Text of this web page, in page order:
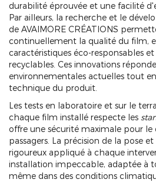
durabilité éprouvée et une facilité
Par ailleurs, la recherche et le
de AVAIMORE CRÉATIONS
continuellement la qualité du film,
caractéristiques éco-responsables
recyclables. Ces innovations
environnementales actuelles tout
technique du produit.
Les tests en laboratoire et sur le
chaque film installé respecte les
offre une sécurité maximale pour
passagers. La précision de la pose
rigoureux appliqué à chaque
installation impeccable, adaptée à
même dans des conditions